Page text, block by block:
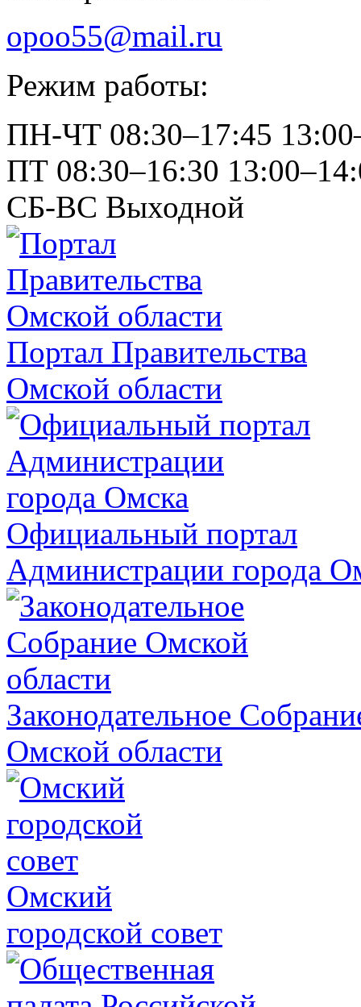
opoo55@mail.ru
Режим работы:
ПН-ЧТ 08:30–17:45
ПТ 08:30–16:30
СБ-ВС Выходной
Портал Правительства
Омской области
Официальный портал
Администрации города
Законодательное
Омской области
Омский
городской совет